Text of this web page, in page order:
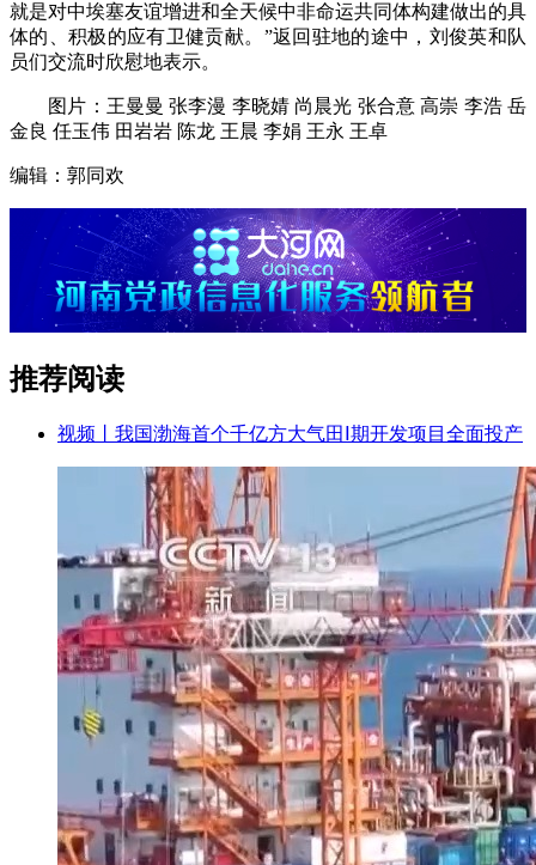
就是对中埃塞友谊增进和全天候中非命运共同体构建做出的具
体的、积极的应有卫健贡献。”返回驻地的途中，刘俊英和队
员们交流时欣慰地表示。
图片：王曼曼 张李漫 李晓婧 尚晨光 张合意 高崇 李浩 岳
金良 任玉伟 田岩岩 陈龙 王晨 李娟 王永 王卓
编辑：郭同欢
推荐阅读
视频丨我国渤海首个千亿方大气田Ⅰ期开发项目全面投产